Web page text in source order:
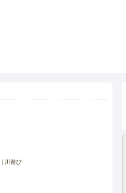
川遊び